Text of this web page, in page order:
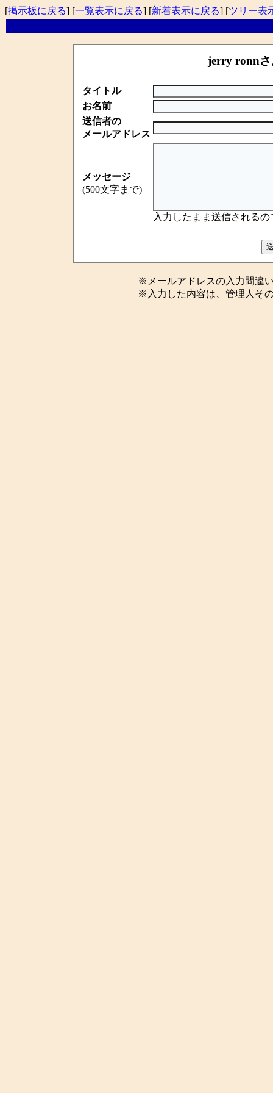
[掲示板に戻る] [一覧表示に戻る] [新着表示に戻る] [ツリー表
jerry ronnさ
タイトル
お名前
送信者の
メールアドレス
メッセージ
(500文字まで)
入力したまま送信される
※メールアドレスの入力間違
※入力した内容は、管理人そ